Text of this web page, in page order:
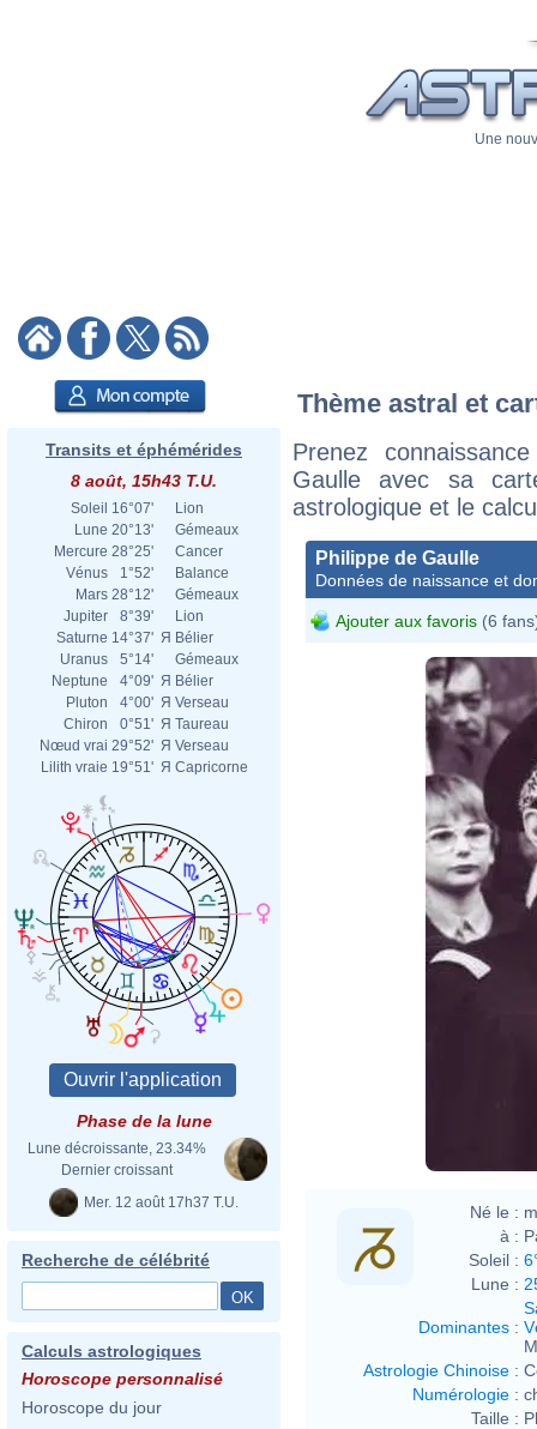
Une
Transits et éphémérides
8 août, 15h43 T.U.
Soleil 16°07'
Lion
Lune 20°13'
Gémeaux
Mercure 28°25'
Cancer
Vénus
1°52'
Balance
Mars 28°12'
Gémeaux
Jupiter
8°39'
Lion
Saturne 14°37' Я Bélier
Uranus
5°14'
Gémeaux
Neptune
4°09' Я Bélier
Pluton
4°00' Я Verseau
Chiron
0°51' Я Taureau
Nœud vrai 29°52' Я Verseau
Lilith vraie 19°51' Я Capricorne
Phase de la lune
Lune décroissante, 23.34%
Dernier croissant
Mer. 12 août 17h37 T.U.
Recherche de célébrité
Calculs astrologiques
Horoscope personnalisé
Horoscope du jour
Thème astral et
Prenez
Gaulle avec sa
astrologique et le
Philippe de Gaulle
Données de naissance et
Ajouter aux favoris (6
Né le :
à :
Soleil :
Lune :
Dominantes :
Astrologie Chinoise :
Numérologie :
Taille :